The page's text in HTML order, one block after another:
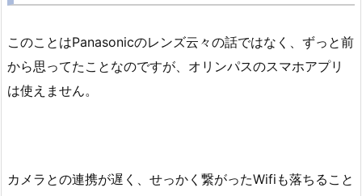
このことはPanasonicのレンズ云々の話ではなく、ずっと前
から思ってたことなのですが、オリンパスのスマホアプリ
は使えません。
カメラとの連携が遅く、せっかく繋がったWifiも落ちること